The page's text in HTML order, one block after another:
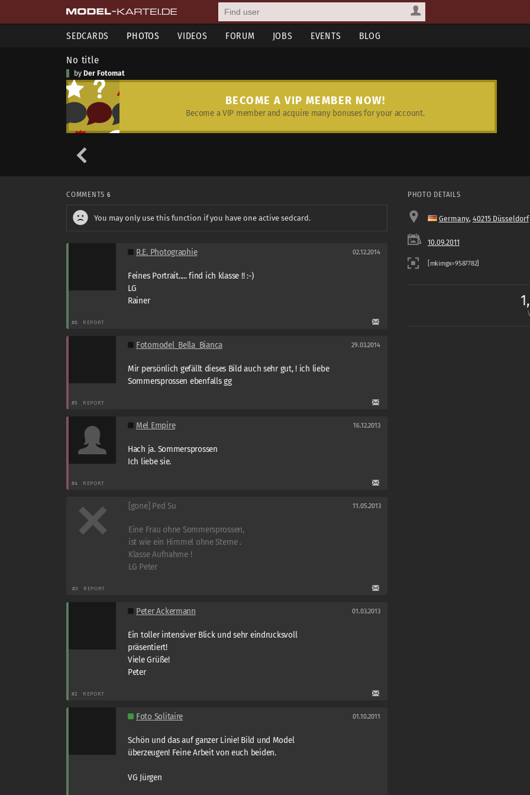
SEDCARDS PHOTOS VIDEOS FORUM JOBS EVENTS BLOG
No title
by Der Fotomat
BECOME A VIP MEMBER NOW!
Become a VIP member and acquire many bonuses for your account.
COMMENTS 6
You may only use this function if you have one active sedcard.
R.E. Photographie 02.12.2014
Feines Portrait..... find ich klasse !! :-)
LG
Rainer
#6 REPORT
Fotomodel_Bella_Bianca 29.03.2014
Mir persönlich gefällt dieses Bild auch sehr gut, ! ich liebe
Sommersprossen ebenfalls gg
#5 REPORT
Mel Empire 16.12.2013
Hach ja. Sommersprossen
Ich liebe sie.
#4 REPORT
[gone] Ped Su 11.05.2013
Eine Frau ohne Sommersprossen,
ist wie ein Himmel ohne Sterne .
Klasse Aufnahme !
LG Peter
#3 REPORT
Peter Ackermann 01.03.2013
Ein toller intensiver Blick und sehr eindrucksvoll
präsentiert!
Viele Grüße!
Peter
#2 REPORT
Foto Solitaire 01.10.2011
Schön und das auf ganzer Linie! Bild und Model
überzeugen! Feine Arbeit von euch beiden.
VG Jürgen
PHOTO DETAILS
Germany, 40215 Düsseldorf
10.09.2011